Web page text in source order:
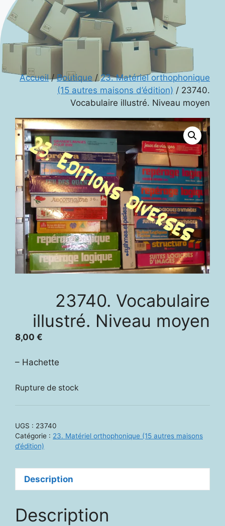
Accueil/Boutique /23. Matériel orthophonique
(15 autres maisons d’édition) / 23740.
Vocabulaire illustré. Niveau moyen
23740. Vocabulaire
illustré. Niveau moyen
8,00 €
– Hachette
Rupture de stock
UGS : 23740
Catégorie : 23. Matériel orthophonique (15 autres maisons
d’édition)
Description
Description